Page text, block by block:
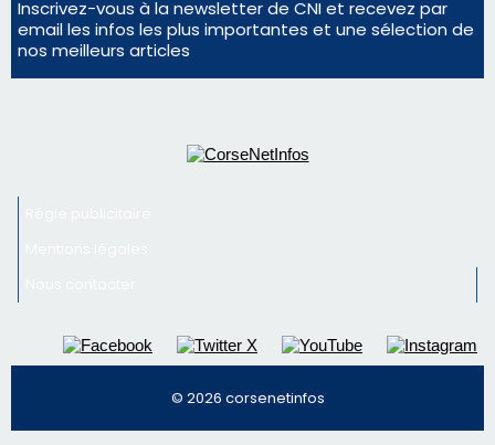
Régie publicitaire
Mentions légales
Nous contacter